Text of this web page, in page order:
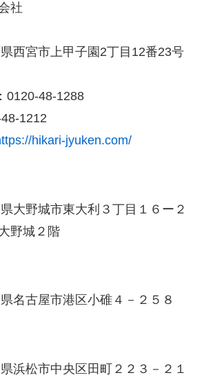
社
西宮市上甲子園2丁目12番23号
0120-48-1288
1212
hikari-jyuken.com/
大野城市東大利３丁目１６ー２
野城２階
名古屋市港区小碓４－２５８
浜松市中央区田町２２３－２１